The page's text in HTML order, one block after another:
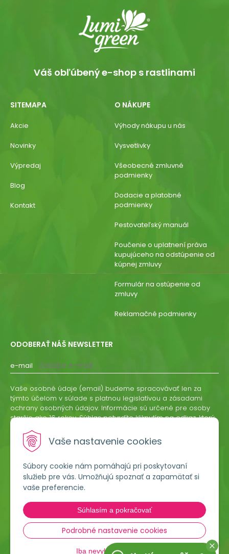
Vaše nastavenie cookies
Súbory cookie nám pomáhajú pri poskytovaní
služieb pre vás. Umožňujú spoznať a zapamätať si
vaše preferencie.
Súhlasím a pokračovať
Podrobné nastavenie cookies
Iba nevyhnutné cookies
Lumigreen, s.r.o.
Hradská 535
966 54 Tekovské Nemce
Váš obľúbený e-shop s rastlinami
SITEMAPA
Akcie
Novinky
Výpredaj
Blog
Kontakt
O NÁKUPE
Výhody nákupu u nás
Vysvetlivky
Všeobecné zmluvné
podmienky
Dodacie a platobné
podmienky
Pestovateľský manuál
Poučenie o uplatnení práva
kupujúceho na odstúpenie od
kúpnej zmluvy
Formulár na ostúpenie od
zmluvy
Reklamačné podmienky
ODOBERAŤ NÁŠ NEWSLETTER
e-mail
ODOBERAŤ
Vaše osobné údaje (email) budeme spracovávať len za
týmto účelom v súlade s platnou legislatívou a zásadami
ochrany osobných údajov. Informácie sú určené pre osoby
staršie ako 16 rokov. Súhlas potvrdíte kliknutím na odkaz, ktorý
odvolať písomne, emailom alebo kliknutím na odkaz z
ktoréhokoľvek informačného emailu.